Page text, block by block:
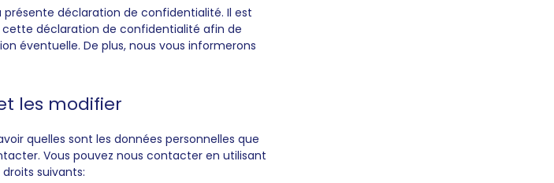
déclaration de confidentialité. Il est
déclaration de confidentialité afin de
éventuelle. De plus, nous vous informerons
les modifier
quelles sont les données personnelles que
Vous pouvez nous contacter en utilisant
suivants: